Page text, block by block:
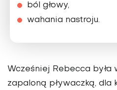
ból głowy,
wahania nastroju.
Wcześniej Rebecca była
zapaloną pływaczką, dla